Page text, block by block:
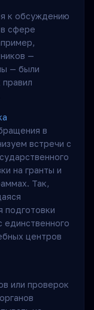
к обсуждению
сфере
—
— были
в
встречи с
на гранты и
Так,
подготовки
единственного
центров
или проверок